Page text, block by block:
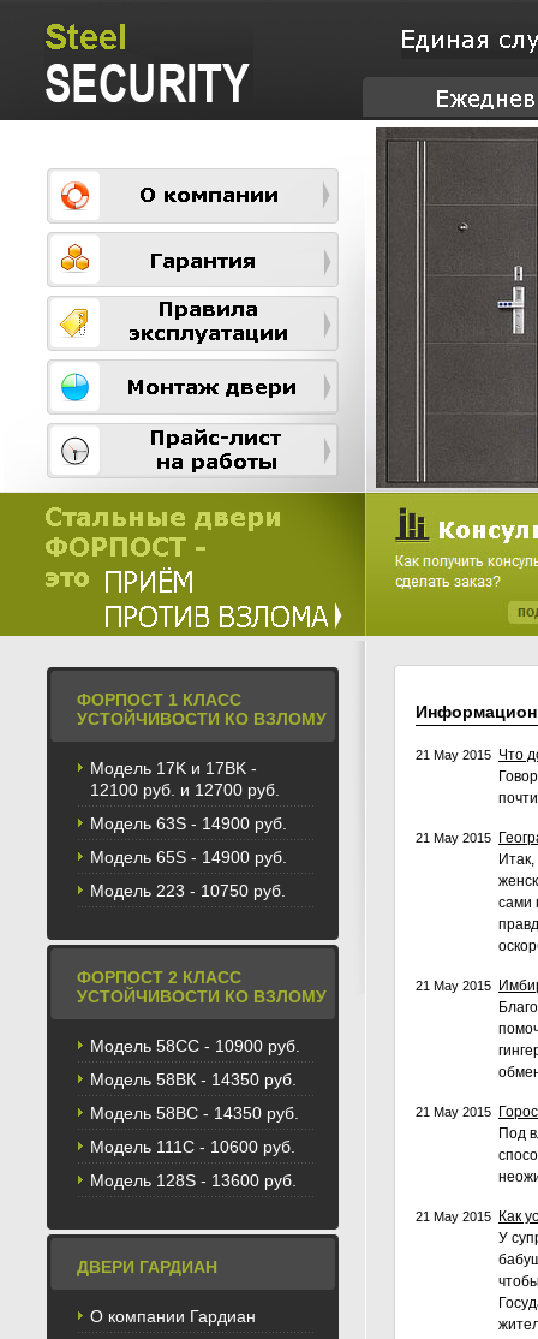
ФОРПОСТ 1 КЛАСС
УСТОЙЧИВОСТИ КО ВЗЛОМУ
Модель 17K и 17BK -
12100 руб. и 12700 руб.
Модель 63S - 14900 руб.
Модель 65S - 14900 руб.
Модель 223 - 10750 руб.
ФОРПОСТ 2 КЛАСС
УСТОЙЧИВОСТИ КО ВЗЛОМУ
Модель 58CС - 10900 руб.
Модель 58BК - 14350 руб.
Модель 58ВС - 14350 руб.
Модель 111С - 10600 руб.
Модель 128S - 13600 руб.
ДВЕРИ ГАРДИАН
О компании Гардиан
21 May 2015 Что
21 May 2015
сами
21 May 2015
21 May 2015
Под
21 May 2015
Как
У